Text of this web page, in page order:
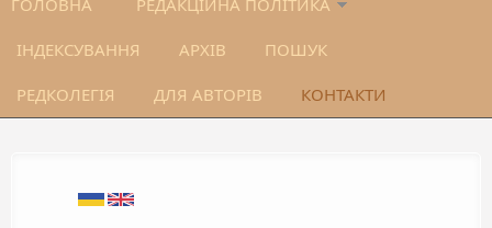
ГОЛОВНА РЕДАКЦІЙНА ПОЛІТИКА
ІНДЕКСУВАННЯ АРХІВ ПОШУК
РЕДКОЛЕГІЯ ДЛЯ АВТОРІВ КОНТАКТИ